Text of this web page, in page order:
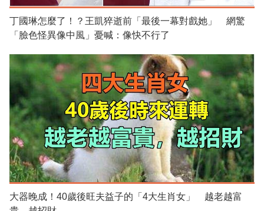
丁國琳怎麼了！？王凱猝逝前「最後一幕對戲她」 網驚
「臉色怪異像中風」憂喊：像快不行了
大器晚成！40歲後旺夫益子的「4大生肖女」 越老越富